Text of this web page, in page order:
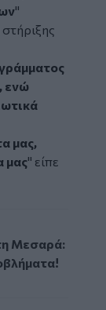
"
ενώ
μας,
μας" είπε
Μεσαρά: Δε
Μεσαρά: